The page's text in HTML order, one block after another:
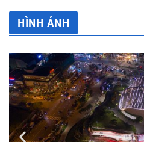
HÌNH ẢNH